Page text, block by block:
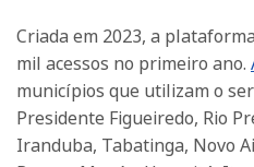
Criada em 2023, a
mil acessos no primeiro ano.
municípios que utilizam o
Presidente Figueiredo, Rio
Iranduba, Tabatinga, Novo